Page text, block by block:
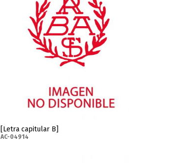
[Letra capitular B]
AC-04914